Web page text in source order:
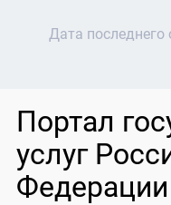
Дата последнего
Портал
услуг
Федерации